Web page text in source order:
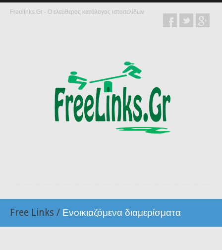
Freelinks.Gr - Ο ελεύθερος κατάλογος ιστοσελίδων
Free Links / Ενοικιαζόμενα διαμερίσματα